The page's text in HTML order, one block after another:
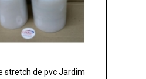
stretch de pvc Jardim